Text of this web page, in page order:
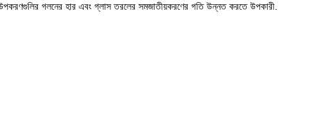
উপকরণগুলির গলনের হার এবং গ্লাস তরলের সমজাতীয়করণের গতি উন্নত করতে উপকারী.